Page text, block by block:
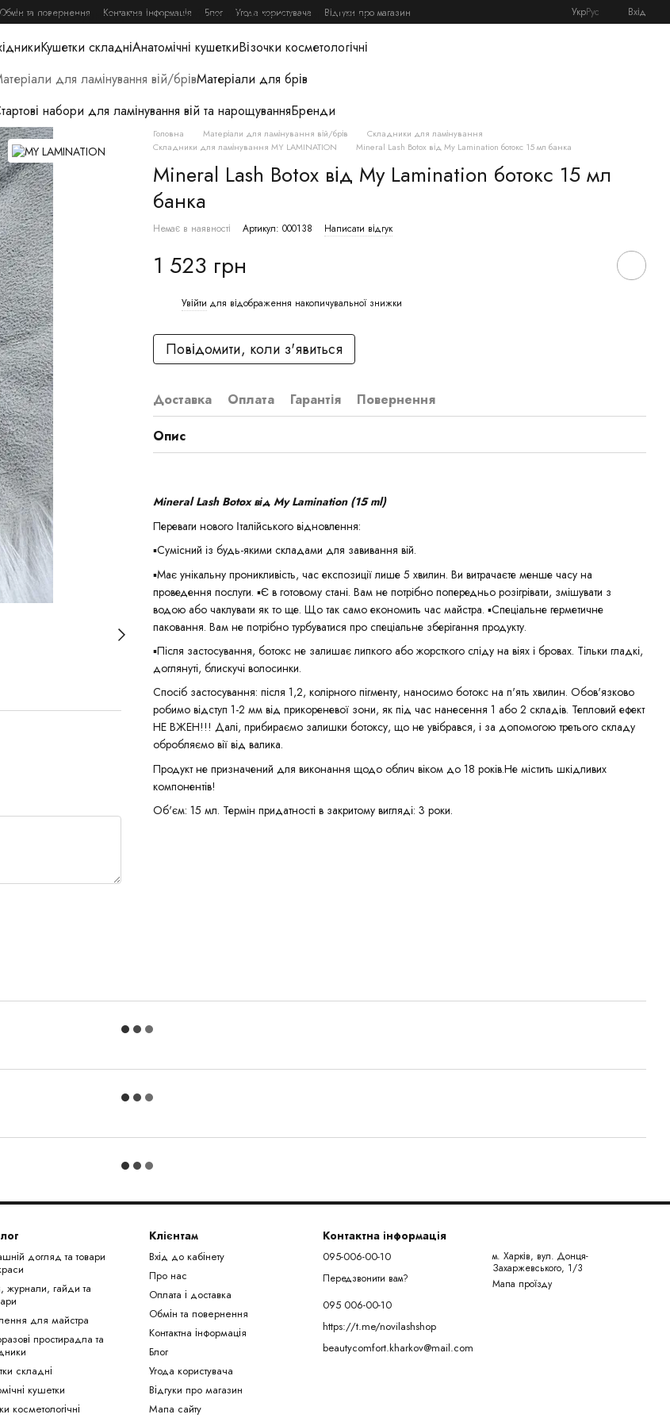
Обмін та повернення Контактна інформація Блог Угода користувача Відгуки про магазин УкрРус Вхід
Книги, журнали, гайди та вебінари
Освітлення для майстра
Кушетки складніАнатомічні кушеткиВізочки косметологічні
для ламінування вій/брівМатеріали для брів
набори для ламінування вій та нарощуванняБренди
Головна Матеріали для ламінування вій/брів
Складники для ламінування
Складники для ламінування MY LAMINATION
Mineral Lash Botox від My Lamination ботокс 15 мл банка
Mineral Lash Botox від My Lamination ботокс 15 мл
банка
Немає в наявності Артикул: 000138 Написати відгук
1 523 грн
Увійти для відображення накопичувальної знижки
Повідомити, коли з'явиться
Доставка Оплата Гарантія
Повернення
Опис
Mineral Lash Botox від My Lamination (15 ml)
Переваги нового Італійського відновлення:
▪️Сумісний із будь-якими складами для завивання вій.
▪️Має унікальну проникливість, час експозиції лише 5 хвилин. Ви витрачаєте менше часу на
проведення послуги. ▪️Є в готовому стані. Вам не потрібно попередньо розігрівати, змішувати з
водою або чаклувати як то ще. Що так само економить час майстра. ▪️Спеціальне герметичне
паковання. Вам не потрібно турбуватися про спеціальне зберігання продукту.
▪️Після застосування, ботокс не залишає липкого або жорсткого сліду на віях і бровах. Тільки гладкі,
доглянуті, блискучі волосинки.
Спосіб застосування: після 1,2, колірного пігменту, наносимо ботокс на п'ять хвилин. Обов'язково
робимо відступ 1-2 мм від прикореневої зони, як під час нанесення 1 або 2 складів. Тепловий ефект
НЕ ВЖЕН!!! Далі, прибираємо залишки ботоксу, що не увібрався, і за допомогою третього складу
обробляємо вії від валика.
Продукт не призначений для виконання щодо облич віком до 18 років.Не містить шкідливих
компонентів!
Об'єм: 15 мл. Термін придатності в закритому вигляді: 3 роки.
догляд та товари
журнали, гайди та
для майстра
простирадла та
складні
кушетки
косметологічні
Клієнтам
Вхід до кабінету
Про нас
Оплата і доставка
Обмін та повернення
Контактна інформація
Блог
Угода користувача
Відгуки про магазин
Мапа сайту
Контактна інформація
095-006-00-10
Передзвонити вам?
095 006-00-10
https://t.me/novilashshop
beautycomfort.kharkov@mail.com
м. Харків, вул. Донця-
Захаржевського, 1/3
Мапа проїзду